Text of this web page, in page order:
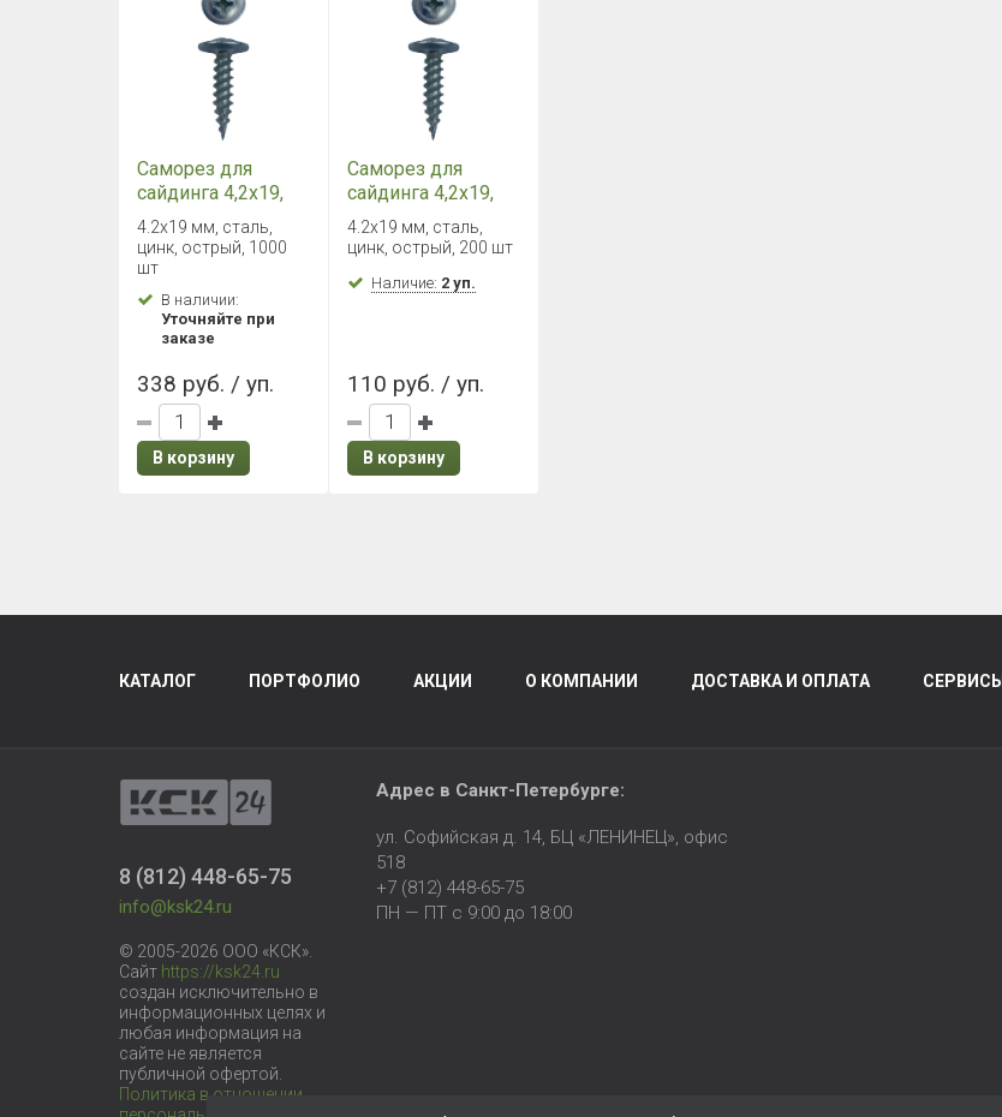
Саморез для
сайдинга 4,2х19,
белый цинк, с
пресс-шайбой
(1000шт)
4.2х19 мм, сталь,
цинк, острый, 1000
шт
В наличии:
Уточняйте при
заказе
338 руб. / уп.
В корзину
Саморез для
сайдинга 4,2х19,
белый цинк, с
пресс-шайбой
(200шт)
4.2х19 мм, сталь,
цинк, острый, 200 шт
Наличие: 2 уп.
110 руб. / уп.
В корзину
КАТАЛОГ ПОРТФОЛИО АКЦИИ О КОМПАНИИ ДОСТАВКА И ОПЛАТА СЕРВИСЫ
8 (812) 448-65-75
info@ksk24.ru
© 2005-2026 ООО «КСК».
Сайт https://ksk24.ru
создан исключительно в
информационных целях и
любая информация на
сайте не является
публичной офертой.
Политика в отношении
Адрес в Санкт-Петербурге:
ул. Софийская д. 14, БЦ «ЛЕНИНЕЦ», офис
518
+7 (812) 448-65-75
ПН — ПТ с 9:00 до 18:00